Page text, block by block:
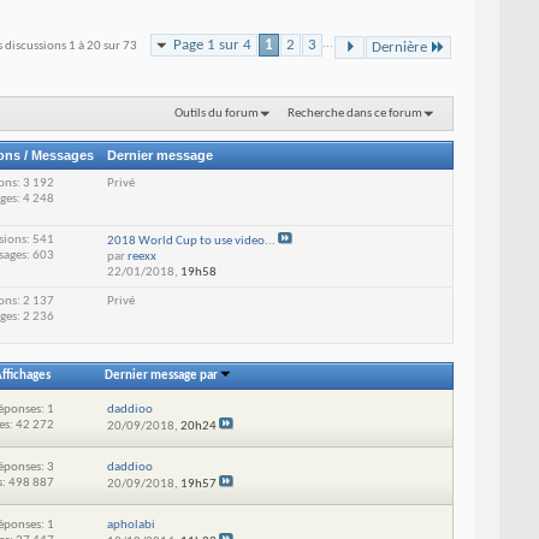
Page 1 sur 4 1 2 3 ... Dernière
discussions 1 à 20 sur 73
Outils du forum Recherche dans ce forum
/ Messages Dernier message
3 192
4 248
Privé
541
603
2018 World Cup to use video...
parreexx
22/01/2018, 19h58
2 137
2 236
Privé
Dernier message par
1
42 272
daddioo
20/09/2018, 20h24
3
498 887
daddioo
20/09/2018, 19h57
1
apholabi